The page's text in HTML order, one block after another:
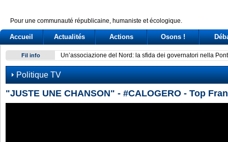
Pour une communauté républicaine, humaniste et écologique.
Accueil Actualités Actions Osons !
Fil info Un’associazione del Nord: la sfida dei governatori nella
Politique TV
"JUSTE UNE CHANSON" - #CALOGERO - Top